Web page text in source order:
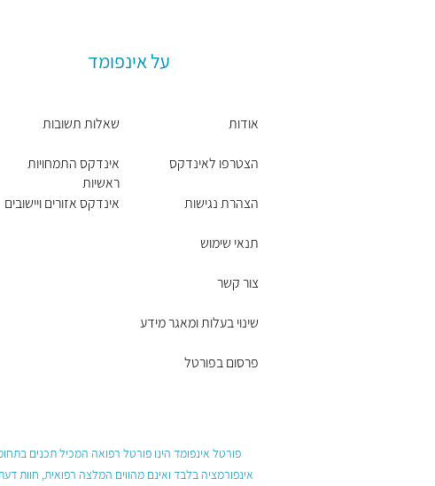
על אינפומד
אודות
הצטרפו לאינדקס
הצהרת נגישות
תנאי שימוש
צור קשר
שינוי בעלות ומאגר מידע
פרסום בפורטל
שאלות תשובות
אינדקס התמחויות
ראשיות
אינדקס אזורים ויישובים
פורטל אינפומד הינו פורטל רפואה המכיל תכנים
אינפורמציה בלבד ואינם מהווים המלצה רפואית, חוות